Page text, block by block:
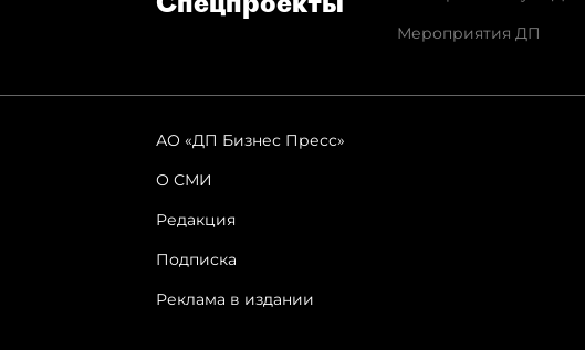
Мероприятия ДП
АО «ДП Бизнес Пресс»
О СМИ
Редакция
Подписка
Реклама в издании